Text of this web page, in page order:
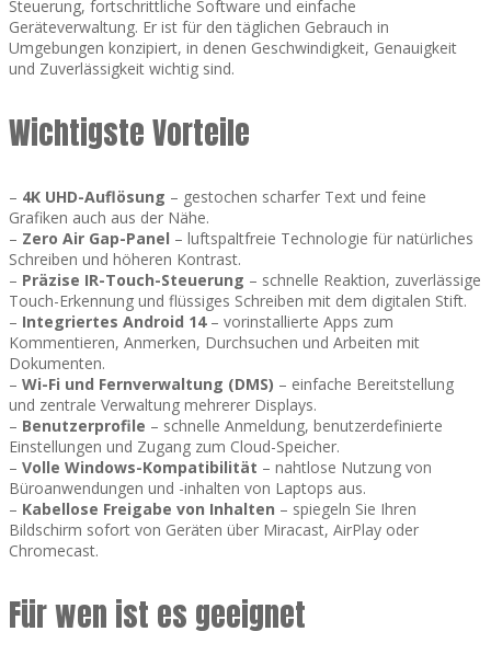
Steuerung, fortschrittliche Software und einfache
Geräteverwaltung. Er ist für den täglichen Gebrauch in
Umgebungen konzipiert, in denen Geschwindigkeit, Genauigkeit
und Zuverlässigkeit wichtig sind.
Wichtigste Vorteile
– 4K UHD-Auflösung – gestochen scharfer Text und feine
Grafiken auch aus der Nähe.
– Zero Air Gap-Panel – luftspaltfreie Technologie für natürliches
Schreiben und höheren Kontrast.
– Präzise IR-Touch-Steuerung – schnelle Reaktion, zuverlässige
Touch-Erkennung und flüssiges Schreiben mit dem digitalen Stift.
– Integriertes Android 14– vorinstallierte Apps zum
Kommentieren, Anmerken, Durchsuchen und Arbeiten mit
Dokumenten.
– Wi-Fi und Fernverwaltung (DMS) – einfache Bereitstellung
und zentrale Verwaltung mehrerer Displays.
– Benutzerprofile – schnelle Anmeldung, benutzerdefinierte
Einstellungen und Zugang zum Cloud-Speicher.
– Volle Windows-Kompatibilität – nahtlose Nutzung von
Büroanwendungen und -inhalten von Laptops aus.
– Kabellose Freigabe von Inhalten – spiegeln Sie Ihren
Bildschirm sofort von Geräten über Miracast, AirPlay oder
Chromecast.
Für wen ist es geeignet